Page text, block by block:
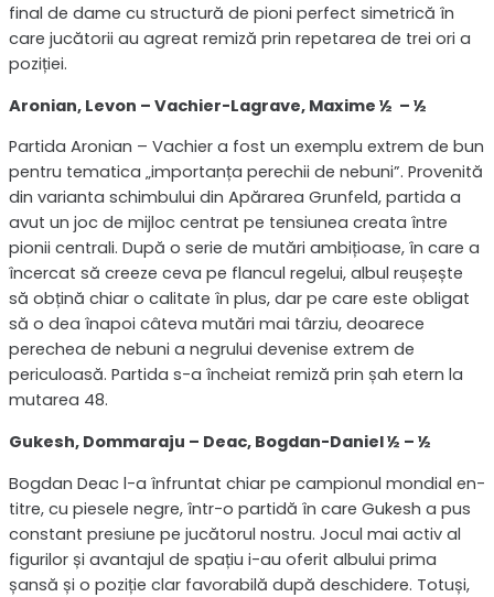
final de dame cu structură de pioni perfect simetrică în
care jucătorii au agreat remiză prin repetarea de trei ori a
poziției.
Aronian, Levon – Vachier-Lagrave, Maxime ½ – ½
Partida Aronian – Vachier a fost un exemplu extrem de bun
pentru tematica „importanța perechii de nebuni”. Provenită
din varianta schimbului din Apărarea Grunfeld, partida a
avut un joc de mijloc centrat pe tensiunea creata între
pionii centrali. După o serie de mutări ambițioase, în care a
încercat să creeze ceva pe flancul regelui, albul reușește
să obțină chiar o calitate în plus, dar pe care este obligat
să o dea înapoi câteva mutări mai târziu, deoarece
perechea de nebuni a negrului devenise extrem de
periculoasă. Partida s-a încheiat remiză prin șah etern la
mutarea 48.
Gukesh, Dommaraju – Deac, Bogdan-Daniel ½ – ½
Bogdan Deac l-a înfruntat chiar pe campionul mondial en-
titre, cu piesele negre, într-o partidă în care Gukesh a pus
constant presiune pe jucătorul nostru. Jocul mai activ al
figurilor și avantajul de spațiu i-au oferit albului prima
șansă și o poziție clar favorabilă după deschidere. Totuși,